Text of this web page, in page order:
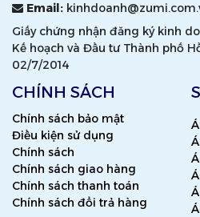
Email:
Giấy chứng nhận đăng ký kinh
Kế hoạch và Đầu tư Thành phố
02/7/2014
CHÍNH SÁCH
Chính sách bảo mật
Điều kiện sử dụng
Chính sách
Chính sách giao hàng
Chính sách thanh toán
Chính sách đổi trả hàng